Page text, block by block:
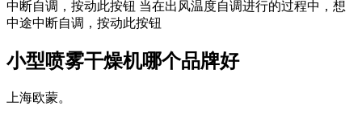
中断自调，按动此按钮 当在出风温度自调进行的过程中，想
中途中断自调，按动此按钮
小型喷雾干燥机哪个品牌好
上海欧蒙。